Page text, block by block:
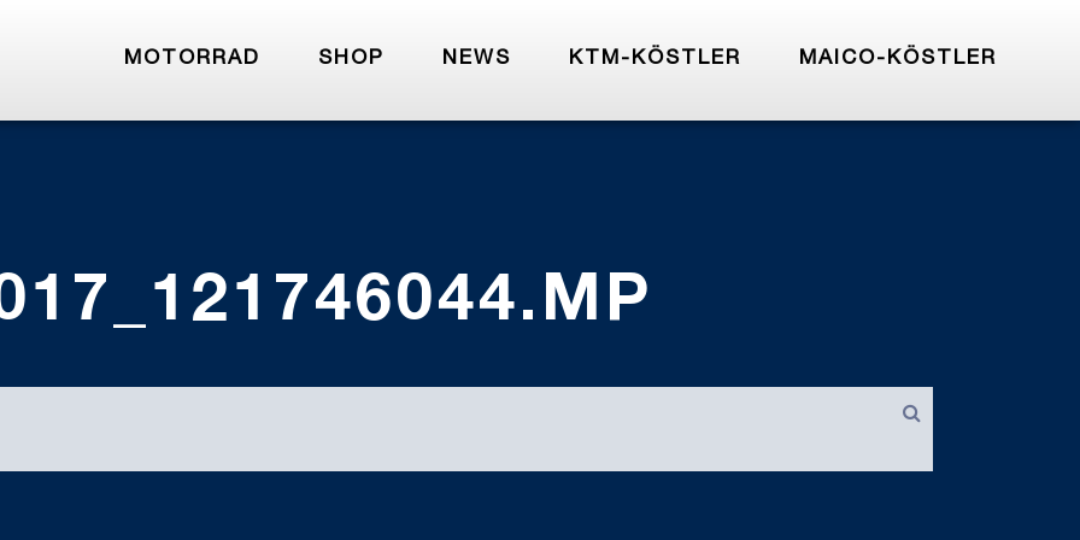
MOTORRAD SHOP NEWS KTM-KÖSTLER MAICO-KÖSTLER